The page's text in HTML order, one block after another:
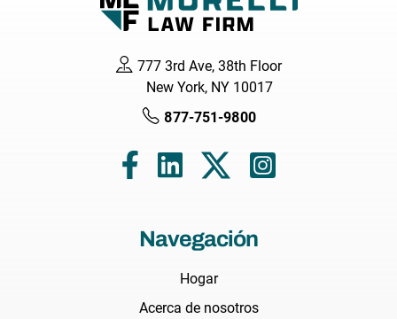
777 3rd Ave, 38th Floor
New York, NY 10017
877-751-9800
Navegación
Hogar
Acerca de nosotros